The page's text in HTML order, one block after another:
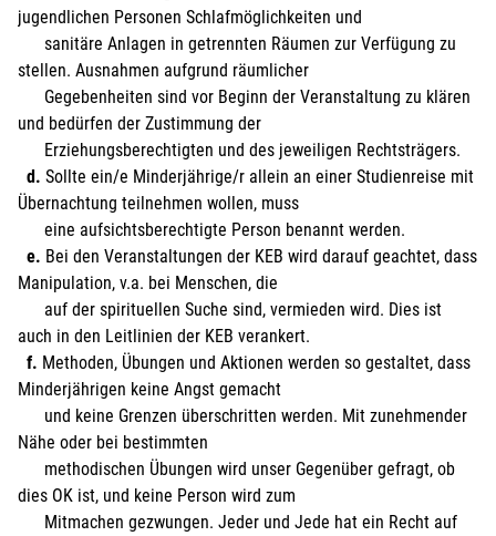
jugendlichen Personen Schlafmöglichkeiten und
sanitäre Anlagen in getrennten Räumen zur Verfügung zu
stellen. Ausnahmen aufgrund räumlicher
Gegebenheiten sind vor Beginn der Veranstaltung zu klären
und bedürfen der Zustimmung der
Erziehungsberechtigten und des jeweiligen Rechtsträgers.
d. Sollte ein/e Minderjährige/r allein an einer Studienreise mit
Übernachtung teilnehmen wollen, muss
eine aufsichtsberechtigte Person benannt werden.
e. Bei den Veranstaltungen der KEB wird darauf geachtet, dass
Manipulation, v.a. bei Menschen, die
auf der spirituellen Suche sind, vermieden wird. Dies ist
auch in den Leitlinien der KEB verankert.
f. Methoden, Übungen und Aktionen werden so gestaltet, dass
Minderjährigen keine Angst gemacht
und keine Grenzen überschritten werden. Mit zunehmender
Nähe oder bei bestimmten
methodischen Übungen wird unser Gegenüber gefragt, ob
dies OK ist, und keine Person wird zum
Mitmachen gezwungen. Jeder und Jede hat ein Recht auf